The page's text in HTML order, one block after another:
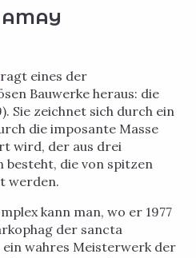
AMAY
ragt eines der
Bauwerke heraus: die
Sie zeichnet sich durch ein
die imposante Masse
wird, der aus drei
besteht, die von spitzen
werden.
kann man, wo er 1977
der sancta
wahres Meisterwerk der